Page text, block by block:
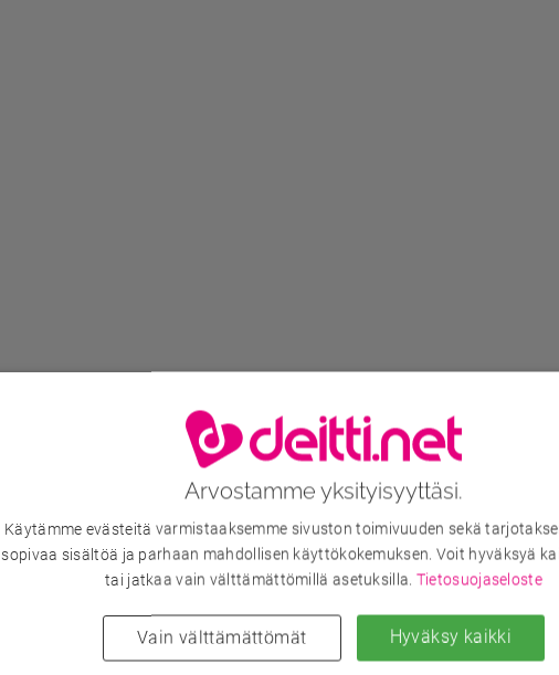
Arvostamme yksityisyyttäsi.
Käytämme evästeitä varmistaaksemme sivuston toimivuuden sekä
sopivaa sisältöä ja parhaan mahdollisen käyttökokemuksen. Voit hyväksyä
tai jatkaa vain välttämättömillä asetuksilla. Tietosuojaseloste
Hyväksy kaikki
Vain välttämättömät